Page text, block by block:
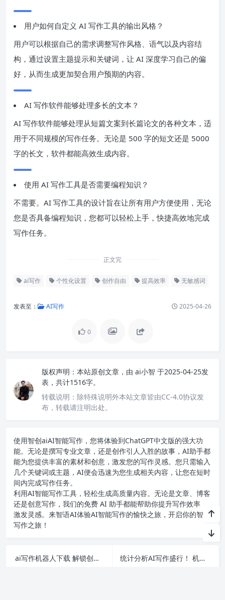
用户如何自定义 AI 写作工具的输出风格？
用户可以根据自己的需求调整写作风格、语气以及内容结
构，通过设置主题提示和关键词，让 AI 深度学习自己的偏
好，从而生成更加契合用户预期的内容。
AI 写作软件能够处理多长的文本？
AI 写作软件能够处理从短篇文案到长篇论文的各种文本，适
用于不同规模的写作任务。无论是 500 字的短文还是 5000
字的长文，软件都能高效生成内容。
使用 AI 写作工具是否需要编程知识？
不需要。AI 写作工具的设计旨在让所有用户方便使用，无论
您是否具备编程知识，您都可以轻松上手，快捷高效地完成
写作任务。
正文完
ai写作 个性化设置 创作自由 提高效率 无敏感词
发表至： AI写作 2025-04-26
0
版权声明： 本站原创文章，由 ai小智 于2025-04-25发
表，共计1516字。
转载说明： 除特殊说明外本站文章皆由CC-4.0协议发
布，转载请注明出处。
使用智创aiAI智能写作 ，您将体验到ChatGPT中文版的强大功
能。无论是撰写专业文章，还是创作引人入胜的故事，AI助手都
能为您提供丰富的素材和创意，激发您的写作灵感。您只需输入
几个关键词或主题，AI便会迅速为您生成相关内容，让您在短时
间内完成写作任务。
利用AI智能写作工具，轻松生成高质量内容。无论是文章、博客
还是创意写作，我们的免费 AI 助手都能帮助你提升写作效率，
激发灵感。来智语AI体验AI智能写作的愉快之旅，开启你的智能
写作之旅！
ai写作机器人下载 解锁创作新方式 轻松提升写作效率
统计分析AI写作盛行！ 机器如何颠覆创作方式引发热议